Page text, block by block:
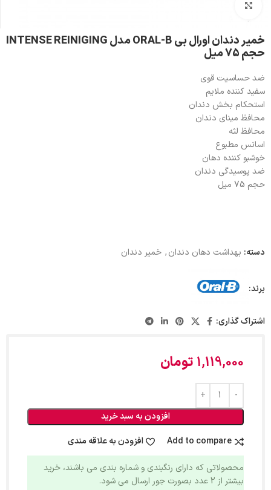
خمیر دندان اورال بی ORAL-B مدل INTENSE REINIGING
حجم 75 میل
ضد حساسیت قوی
سفید کننده ملایم
استحکام بخش دندان
محافظ مینای دندان
محافظ لثه
اسانس مطبوع
خوشبو کننده دهان
ضد پوسیدگی دندان
حجم 75 میل
دسته: بهداشت دهان دندان, خمیر دندان
برند:
اشتراک گذاری:
1,119,000 تومان
افزودن به سبد خرید
Add to compare
افزودن به علاقه مندی
محصولاتی که دارای رنگبندی و شماره بندی می باشند، خرید
بیشتر از 2 عدد بصورت جور ارسال می شود.